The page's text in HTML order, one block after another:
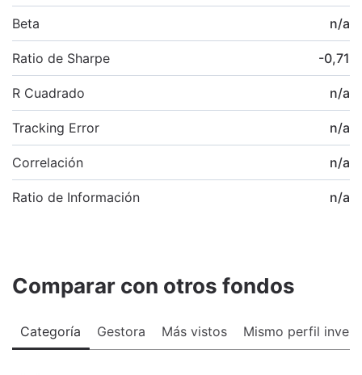
Beta n/a
Ratio de Sharpe -0,71
R Cuadrado n/a
Tracking Error n/a
Correlación n/a
Ratio de Información n/a
Comparar con otros fondos
Categoría Gestora Más vistos Mismo perfil